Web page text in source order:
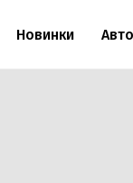
Новинки